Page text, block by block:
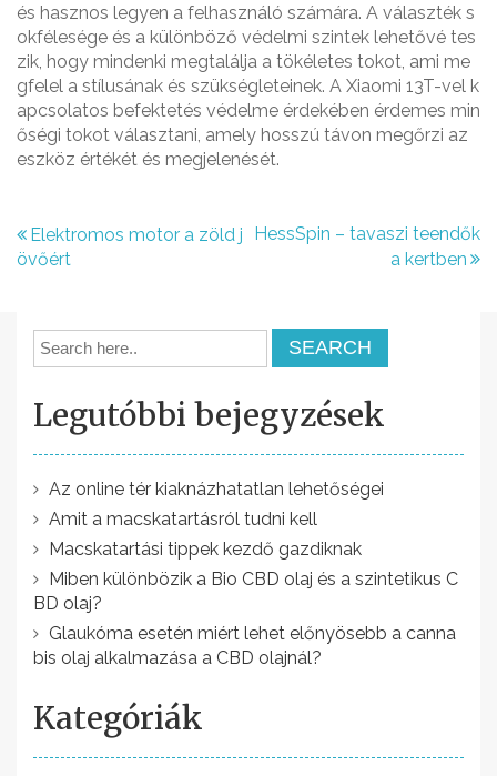
és hasznos legyen a felhasználó számára. A választék s
okfélesége és a különböző védelmi szintek lehetővé tes
zik, hogy mindenki megtalálja a tökéletes tokot, ami me
gfelel a stílusának és szükségleteinek. A Xiaomi 13T-vel k
apcsolatos befektetés védelme érdekében érdemes min
őségi tokot választani, amely hosszú távon megőrzi az
eszköz értékét és megjelenését.
B
e
y
n
v
g
á
Elektromos motor a zöld j
övőért
HessSpin – tavaszi teendők
a kertben
Legutóbbi bejegyzések
Az online tér kiaknázhatatlan lehetőségei
Amit a macskatartásról tudni kell
Macskatartási tippek kezdő gazdiknak
Miben különbözik a Bio CBD olaj és a szintetikus C
BD olaj?
Glaukóma esetén miért lehet előnyösebb a canna
bis olaj alkalmazása a CBD olajnál?
Kategóriák